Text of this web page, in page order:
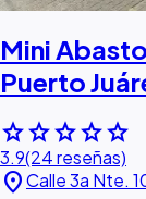
Mini
Puerto
starstarstarstarstar
3.9(24 reseñas)
location_onCalle 3a Nte.